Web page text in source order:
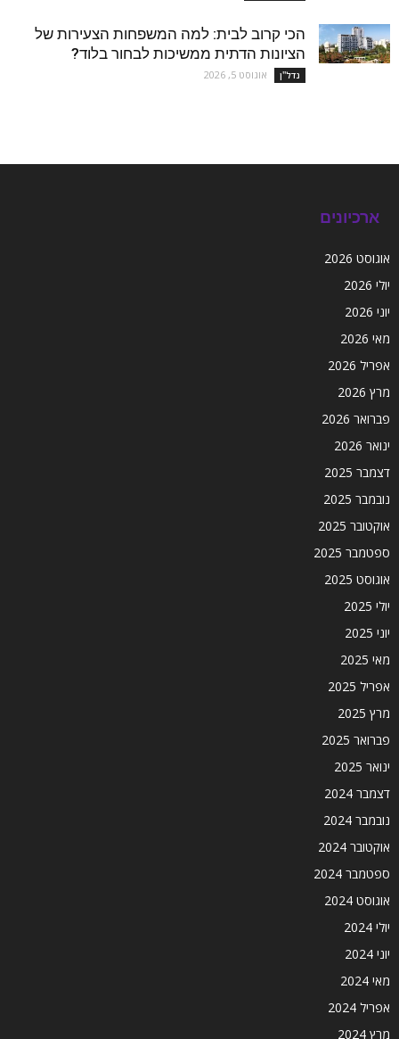
הכי קרוב לבית: למה המשפחות הצעירות של
הציונות הדתית ממשיכות לבחור בלוד?
נדל''ן אוגוסט 5, 2026
ארכיונים
אוגוסט 2026
יולי 2026
יוני 2026
מאי 2026
אפריל 2026
מרץ 2026
פברואר 2026
ינואר 2026
דצמבר 2025
נובמבר 2025
אוקטובר 2025
ספטמבר 2025
אוגוסט 2025
יולי 2025
יוני 2025
מאי 2025
אפריל 2025
מרץ 2025
פברואר 2025
ינואר 2025
דצמבר 2024
נובמבר 2024
אוקטובר 2024
ספטמבר 2024
אוגוסט 2024
יולי 2024
יוני 2024
מאי 2024
אפריל 2024
מרץ 2024